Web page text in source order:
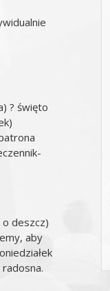
? święto
deszcz)
aby